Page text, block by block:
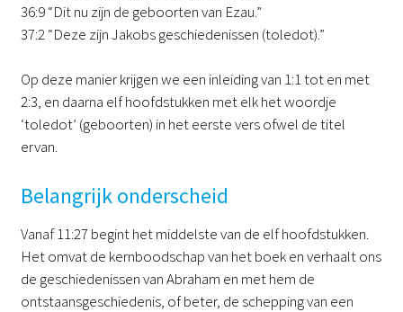
36:9 “Dit nu zijn de geboorten van Ezau.”
37:2 “Deze zijn Jakobs geschiedenissen (toledot).”
Op deze manier krijgen we een inleiding van 1:1 tot en met
2:3, en daarna elf hoofdstukken met elk het woordje
‘toledot’ (geboorten) in het eerste vers ofwel de titel
ervan.
Belangrijk onderscheid
Vanaf 11:27 begint het middelste van de elf hoofdstukken.
Het omvat de kernboodschap van het boek en verhaalt ons
de geschiedenissen van Abraham en met hem de
ontstaansgeschiedenis, of beter, de schepping van een